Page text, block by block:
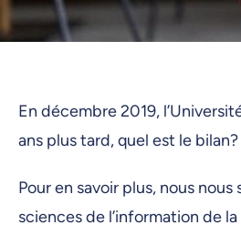
En décembre 2019,
ans plus tard, quel est le bilan?
Pour en savoir plus, nous
sciences de l’information de